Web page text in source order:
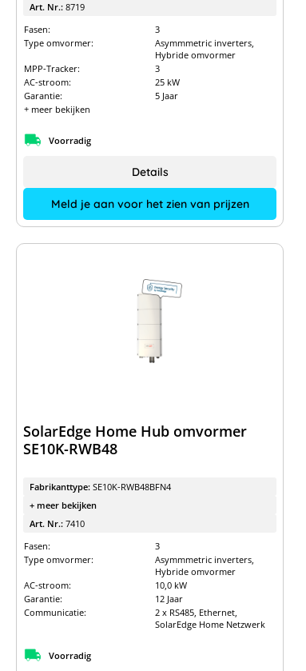
Art. Nr.: 8719
Fasen:
3
Type omvormer:
Asymmmetric inverters,
Hybride omvormer
MPP-Tracker:
3
AC-stroom:
25 kW
Garantie:
5 Jaar
+ meer bekijken
Voorradig
Meld je aan voor het zien van prijzen
Details
SolarEdge Home Hub omvormer
SE10K-RWB48
Fabrikanttype: SE10K-RWB48BFN4
+ meer bekijken
Art. Nr.: 7410
Fasen:
3
Type omvormer:
Asymmmetric inverters,
Hybride omvormer
AC-stroom:
10,0 kW
Garantie:
12 Jaar
Communicatie:
2 x RS485, Ethernet,
SolarEdge Home Netzwerk
Voorradig